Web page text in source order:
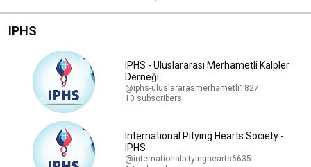
IPHS
IPHS - Uluslararası Merhametli Kalpler
Derneği
@iphs-uluslararasmerhametli1827
10 subscribers
International Pitying Hearts Society -
IPHS
@internationalpityinghearts6635